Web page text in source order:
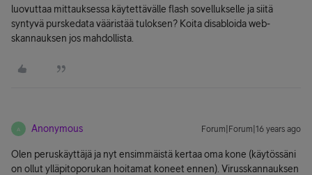
luovuttaa mittauksessa käytettävälle flash sovellukselle ja siitä
syntyvä purskedata vääristää tuloksen? Koita disabloida web-
skannauksen jos mahdollista.
A Anonymous Forum|Forum|16 years ago
Olen peruskäyttäjä ja nyt ensimmäistä kertaa oma kone (käytössäni
on ollut ylläpitoporukan hoitamat koneet ennen). Virusskannauksen